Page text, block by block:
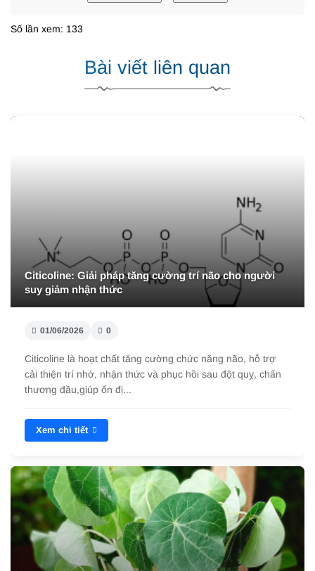
Số lần xem: 133
Bài viết liên quan
Citicoline: Giải pháp tăng cường trí não cho người
suy giảm nhận thức
01/06/2026 0
Citicoline là hoạt chất tăng cường chức năng não, hỗ trợ
cải thiện trí nhớ, nhận thức và phục hồi sau đột quỵ, chấn
thương đầu,giúp ổn đị...
Xem chi tiết